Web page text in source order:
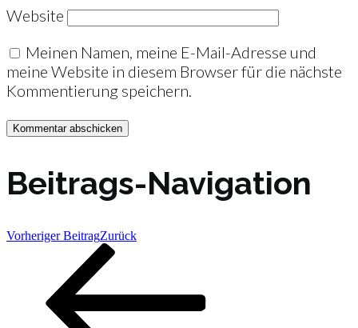
Website
Meinen Namen, meine E-Mail-Adresse und
meine Website in diesem Browser für die nächste
Kommentierung speichern.
Beitrags-Navigation
Vorheriger BeitragZurück